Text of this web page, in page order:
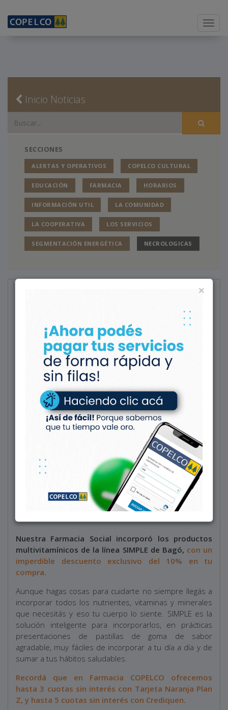
×
Menu
Inicio Noticias
SECCIONES
ALERTAS Y OPERATIVOS COPELCO CULTURAL
EDUCACIÓN FARMACIA HORARIOS
INFORMACIÓN UTIL LA COMUNIDAD
LA COOPERATIVA LOS SERVICIOS
SEGMENTACIÓN ENERGÉTICA NECROLOGICAS
Farmacia COPELCO te ofrece
los mejores multivitamínicos
Nuestra Farmacia Social incorporó los productos
multivitamínicos de la línea SIMPLE de Bagó, con un
imperdible descuento exclusivo del 10% en tu
compra.
Aunque hagas cosas para cuidarte no siempre llegás a
incorporar todos los nutrientes, vitaminas y minerales
que necesitás y eso tu cuerpo lo siente. SIMPLE es la
solución inteligente para incorporarlos, en prácticas
presentaciones de pastillas de goma de sabor
agradable, muy fáciles de incorporar a tu día a día y de
sumar a tus hábitos saludables.
Recordá que en Farmacia COPELCO ofrecemos
hasta 3 cuotas sin interés con Tarjeta Naranja Plan
Z, y hasta 5 cuotas sin interés con Crediquen.